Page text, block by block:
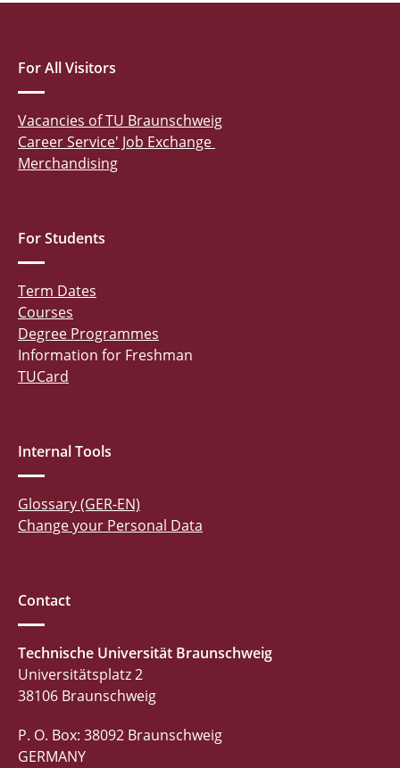
For All Visitors
Vacancies of TU Braunschweig
Career Service' Job Exchange
Merchandising
For Students
Term Dates
Courses
Degree Programmes
Information for Freshman
TUCard
Internal Tools
Glossary (GER-EN)
Change your Personal Data
Contact
Technische Universität Braunschweig
Universitätsplatz 2
38106 Braunschweig
P. O. Box: 38092 Braunschweig
GERMANY